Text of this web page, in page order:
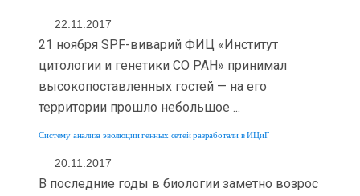
22.11.2017
21 ноября SPF-виварий ФИЦ «Институт
цитологии и генетики СО РАН» принимал
высокопоставленных гостей — на его
территории прошло небольшое ...
Систему анализа эволюции генных сетей разработали в ИЦиГ
20.11.2017
В последние годы в биологии заметно возрос